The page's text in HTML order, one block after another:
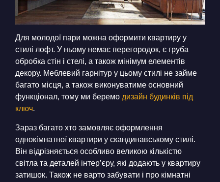
Для молодої пари можна оформити квартиру у
стилі лофт. У ньому немає перегородок, є груба
обробка стін і стелі, а також мінімум елементів
декору. Меблевий гарнітур у цьому стилі не займе
багато місця, а також виконуватиме основний
функціонал, тому ми беремо дизайн будинків під
ключ.
Зараз багато хто замовляє оформлення
однокімнатної квартири у скандинавському стилі.
Він відрізняється особливо великою кількістю
світла та деталей інтер’єру, які додають у квартиру
затишок. Також не варто забувати і про кімнатні